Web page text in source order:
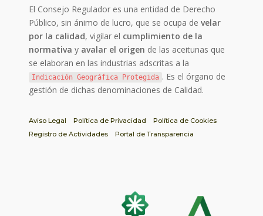
El Consejo Regulador es una entidad de Derecho
Público, sin ánimo de lucro, que se ocupa develar
por la calidad, vigilar el cumplimiento de la
normativa y avalar el origen de las aceitunas que
se elaboran en las industrias adscritas a la
Indicación Geográfica Protegida . Es el órgano de
gestión de dichas denominaciones de Calidad.
Aviso Legal Política de Privacidad
Política de Cookies
Registro de Actividades
Portal de Transparencia